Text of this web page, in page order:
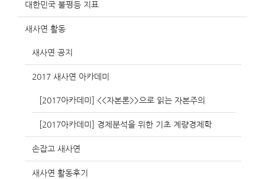
대한민국 불평등 지표
새사연 활동
새사연 공지
2017 새사연 아카데미
[2017아카데미] <<자본론>>으로 읽는 자본주의
[2017아카데미] 경제분석을 위한 기초 계량경제학
손잡고 새사연
새사연 활동후기